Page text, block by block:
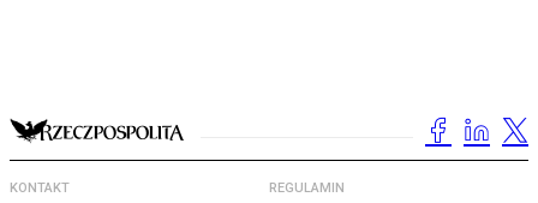
KONTAKT REGULAMIN